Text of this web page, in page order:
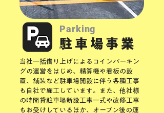
Parking
駐車場事業
当社一括借り上げによるコインパーキン
グの運営をはじめ、 精算機や看板の設
置、舗装など駐車場開設に伴う各種工事
も自社で施工しています。また、他社様
の時間貸駐車場新設工事一式や改修工事
もお受けしているほか、オープン後の運